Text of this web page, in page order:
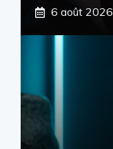
6 août 2026